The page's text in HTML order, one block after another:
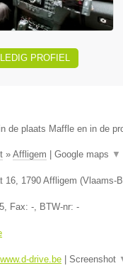
PROFIEL
de plaats Maffle en in de
» Affligem Google maps ▼
16, 1790 Affligem (Vlaams-
, Fax: -, BTW-nr: -
drive.be Screenshot